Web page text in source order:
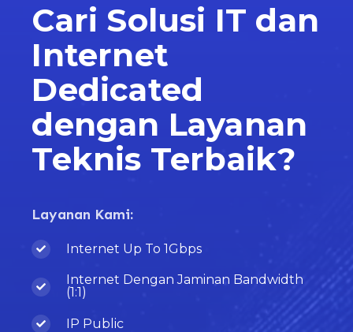
Cari Solusi IT dan
Internet
Dedicated
dengan Layanan
Teknis Terbaik?
Layanan Kami:
Internet Up To 1Gbps
Internet Dengan Jaminan Bandwidth
(1:1)
IP Public